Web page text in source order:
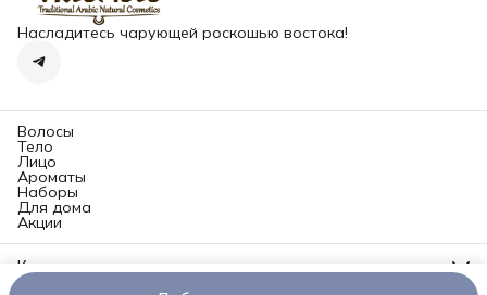
Насладитесь чарующей роскошью востока!
Волосы
Тело
Лицо
Ароматы
Наборы
Для дома
Акции
Контакты